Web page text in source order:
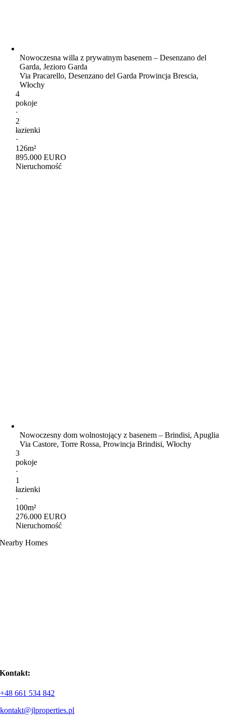
Nowoczesna willa z prywatnym basenem – Desenzano del
Garda, Jezioro Garda
Via Pracarello, Desenzano del Garda Prowincja Brescia,
Włochy
4
pokoje
·
2
łazienki
·
126m²
895.000 EURO
Nieruchomość
Nowoczesny dom wolnostojący z basenem – Brindisi, Apuglia
Via Castore, Torre Rossa, Prowincja Brindisi, Włochy
3
pokoje
·
1
łazienki
·
100m²
276.000 EURO
Nieruchomość
Nearby Homes
Kontakt:
+48 661 534 842
kontakt@jlproperties.pl